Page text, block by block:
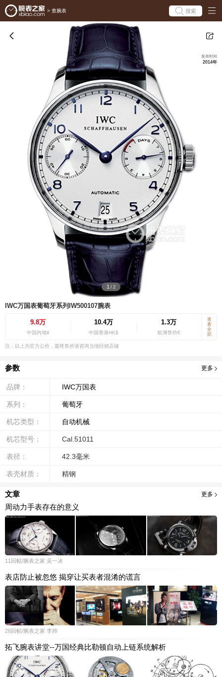
> 查腕表 搜索
1 / 2
发布时间
2014年
IWC万国表葡萄牙系列IW500107腕表
9.8万
中国内地¥
10.4万
中国香港HK$
1.3万
欧洲售价€
查
看
全
部
注：以上为官方公价，最终售价请咨询当地经销店铺
参数 更多
品牌： IWC万国表
系列： 葡萄牙
机芯类型： 自动机械
机芯型号： Cal.51011
表径： 42.3毫米
表壳材质： 精钢
文章 更多
周动力手表存在的意义
11 回帖/腕表之家 吴一冰
表店防止被忽悠 揭穿让买表者混淆的谎言
26回帖/腕表之家 李帅
拓飞腕表讲堂--万国经典比勒顿自动上链系统解析